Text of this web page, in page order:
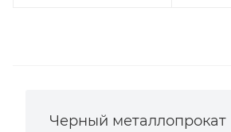
Черный металлопрокат